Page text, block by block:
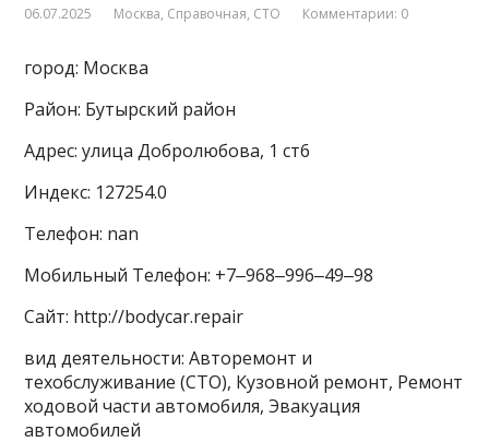
06.07.2025 Москва, Справочная, СТО Комментарии: 0
город: Москва
Район: Бутырский район
Адрес: улица Добролюбова, 1 ст6
Индекс: 127254.0
Телефон: nan
Мобильный Телефон: +7‒968‒996‒49‒98
Сайт: http://bodycar.repair
вид деятельности: Авторемонт и
техобслуживание (СТО), Кузовной ремонт, Ремонт
ходовой части автомобиля, Эвакуация
автомобилей